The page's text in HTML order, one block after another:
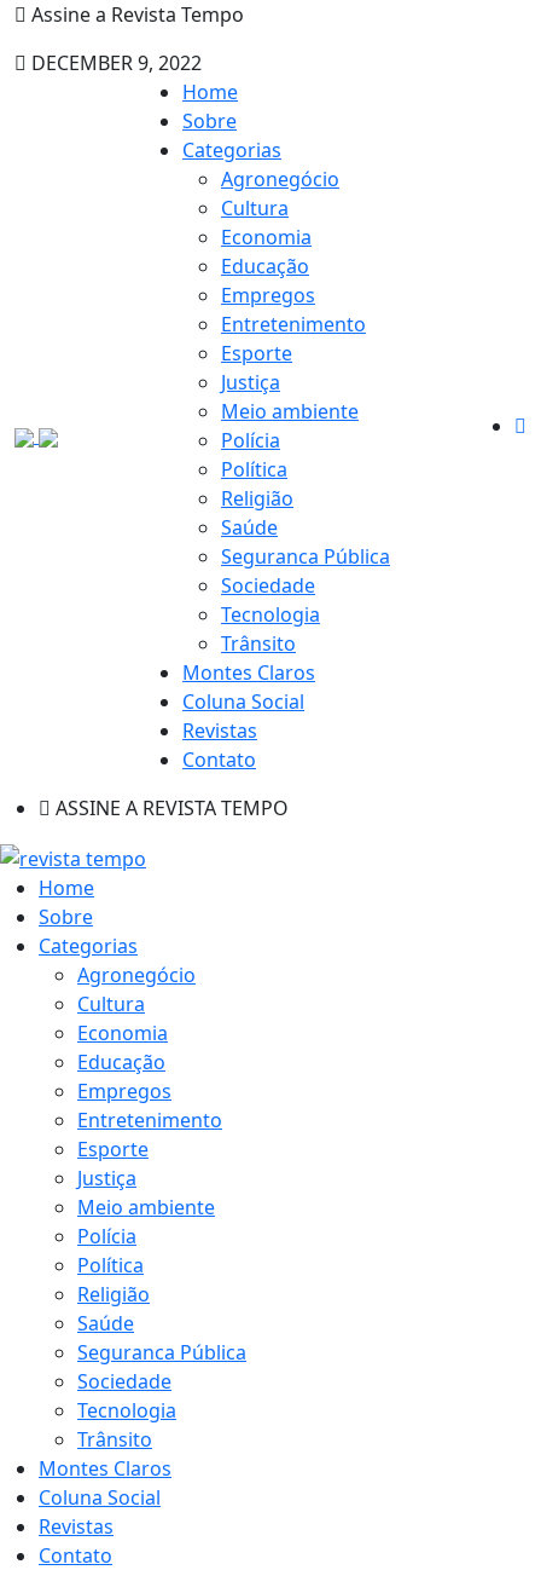
Assine a Revista Tempo
DECEMBER 9, 2022
Home
Sobre
Categorias
Agronegócio
Cultura
Economia
Educação
Empregos
Entretenimento
Esporte
Justiça
Meio ambiente
Polícia
Política
Religião
Saúde
Seguranca Pública
Sociedade
Tecnologia
Trânsito
Montes Claros
Coluna Social
Revistas
Contato
ASSINE A REVISTA TEMPO
Home
Sobre
Categorias
Agronegócio
Cultura
Economia
Educação
Empregos
Entretenimento
Esporte
Justiça
Meio ambiente
Polícia
Política
Religião
Saúde
Seguranca Pública
Sociedade
Tecnologia
Trânsito
Montes Claros
Coluna Social
Revistas
Contato